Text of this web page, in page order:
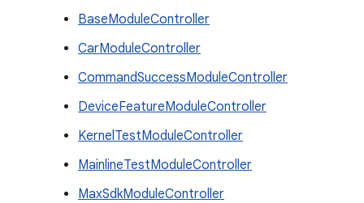
BaseModuleController
CarModuleController
CommandSuccessModuleController
DeviceFeatureModuleController
KernelTestModuleController
MainlineTestModuleController
MaxSdkModuleController